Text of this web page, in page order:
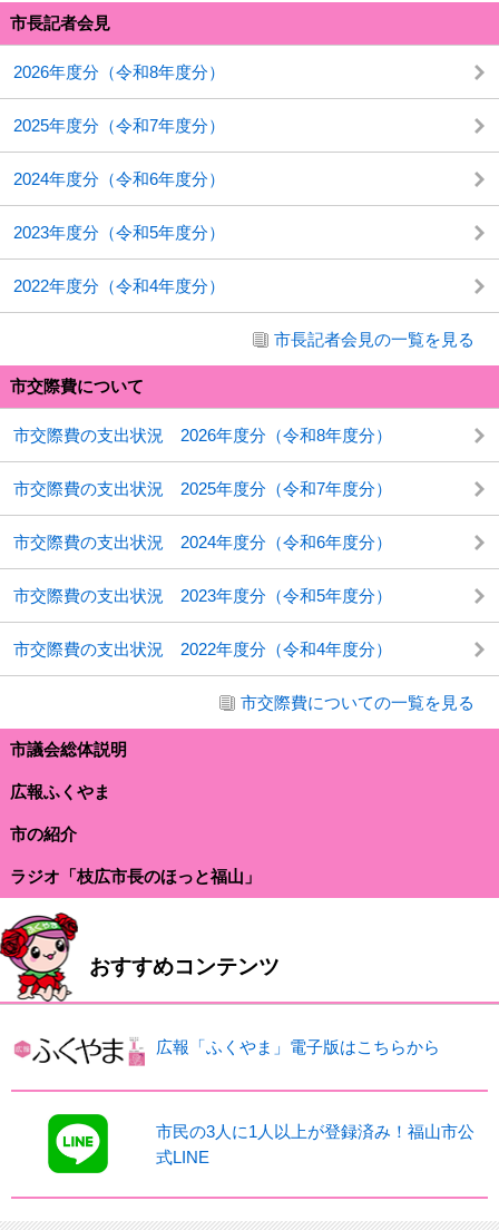
市長記者会見
2026年度分（令和8年度分）
2025年度分（令和7年度分）
2024年度分（令和6年度分）
2023年度分（令和5年度分）
2022年度分（令和4年度分）
市長記者会見の一覧を見る
市交際費について
市交際費の支出状況 2026年度分（令和8年度分）
市交際費の支出状況 2025年度分（令和7年度分）
市交際費の支出状況 2024年度分（令和6年度分）
市交際費の支出状況 2023年度分（令和5年度分）
市交際費の支出状況 2022年度分（令和4年度分）
市交際費についての一覧を見る
市議会総体説明
広報ふくやま
市の紹介
ラジオ「枝広市長のほっと福山」
おすすめコンテンツ
広報「ふくやま」電子版はこちらから
市民の3人に1人以上が登録済み！福山市公
式LINE